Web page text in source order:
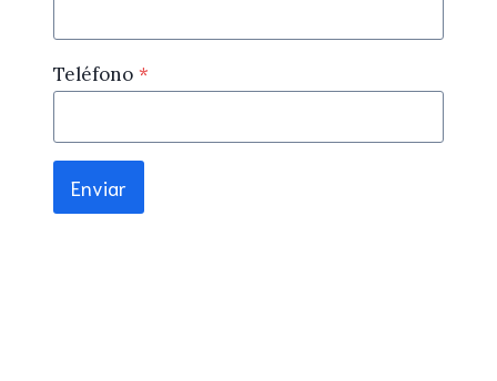
Teléfono *
Enviar